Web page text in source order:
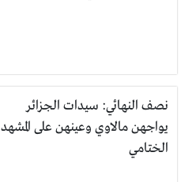
نصف النهائي: سيدات الجزائر
يواجهن مالاوي وعينهن على المشهد
الختامي